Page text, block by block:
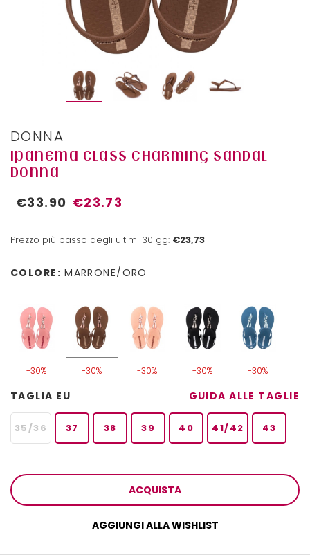
DONNA
IPANEMA CLASS CHARMING SANDAL
DONNA
€33.90 €23.73
Prezzo più basso degli ultimi 30 gg: €23,73
COLORE: MARRONE/ORO
-30% -30% -30% -30% -30%
TAGLIA EU GUIDA ALLE TAGLIE
35/36 37 38 39 40 41/42 43
ACQUISTA
AGGIUNGI ALLA WISHLIST